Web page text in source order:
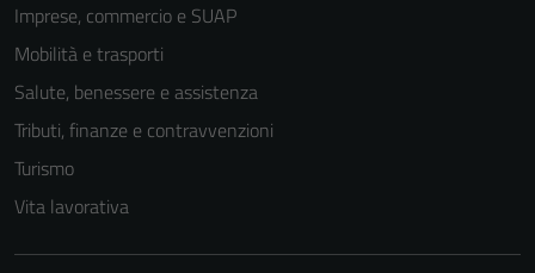
Imprese, commercio e SUAP
Mobilità e trasporti
Salute, benessere e assistenza
Tributi, finanze e contravvenzioni
Turismo
Vita lavorativa